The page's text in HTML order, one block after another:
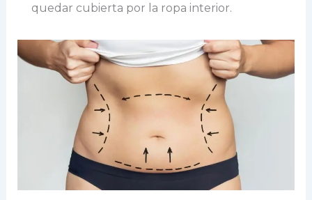
quedar cubierta por la ropa interior.